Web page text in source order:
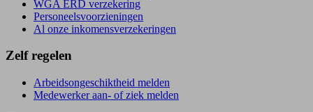
WGA ERD verzekering
Personeelsvoorzieningen
Al onze inkomensverzekeringen
Zelf regelen
Arbeidsongeschiktheid melden
Medewerker aan- of ziek melden